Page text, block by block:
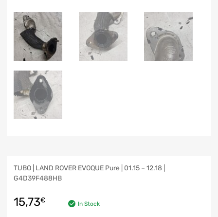
TUBO | LAND ROVER EVOQUE Pure | 01.15 – 12.18 |
G4D39F488HB
15,73€ In Stock